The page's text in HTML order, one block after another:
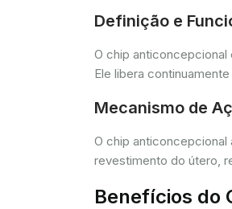
Definição e
O chip anticoncepcional
Ele libera
Mecanismo de
O chip
revestimento do útero,
Benefícios do